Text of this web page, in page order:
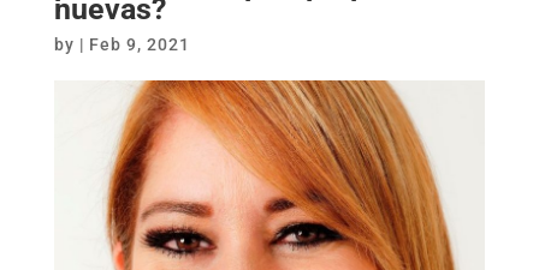
nuevas?
by | Feb 9, 2021